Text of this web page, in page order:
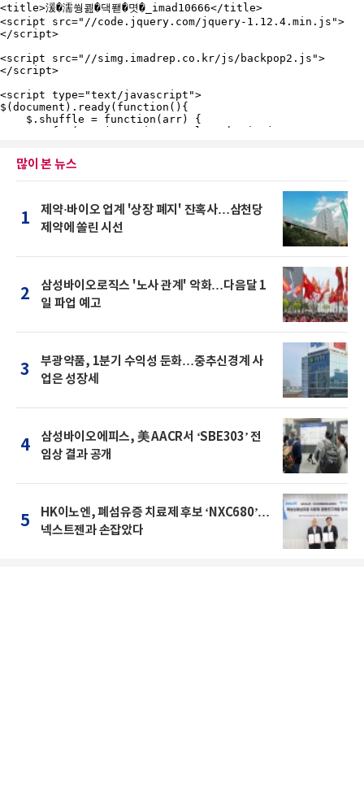
많이 본 뉴스
1
제약·바이오 업계 '상장 폐지' 잔혹사…삼천당
제약에 쏠린 시선
2
삼성바이오로직스 '노사 관계' 악화…다음달 1
일 파업 예고
3
부광약품, 1분기 수익성 둔화…중추신경계 사
업은 성장세
4
삼성바이오에피스, 美 AACR서 ‘SBE303’ 전
임상 결과 공개
5
HK이노엔, 폐섬유증 치료제 후보 ‘NXC680’…
넥스트젠과 손잡았다